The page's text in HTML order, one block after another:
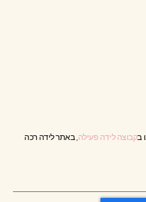
בקבוצה לידה פעילה, באתר לידה רכה